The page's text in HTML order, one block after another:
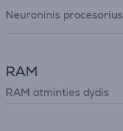
Neuroninis procesorius
RAM
RAM atminties dydis